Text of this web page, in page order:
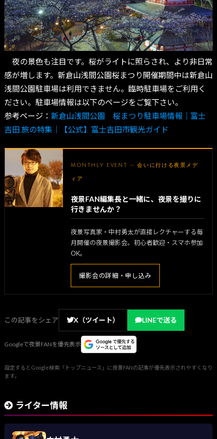
夜の景色も注目です。桜がライトに照らされ、より非日常
感が増します。新倉山浅間公園桜まつり開催期間中は新倉山
浅間公園駐車場は利用できません。臨時駐車場をご利用く
ださい。駐車場情報は以下のページをご覧下さい。
参考ページ： 新倉山浅間公園 桜まつり駐車場情報｜富士
吉田 旅の特集｜【公式】富士吉田市観光ガイド
MONTHLY EVENT — 会いに行ける夜景メデ
ィア
夜景FAN編集長と一緒に、夜景を撮りに
行きませんか？
夜景写真家・中村勇太が直接レクチャーする毎
月開催の夜景撮影会。初心者歓迎・スマホ参加
OK。
撮影会の詳細・申し込み
この記事をシェア X（ツイート） LINEで送る
Googleで夜景FANを優先表示
設定するとGoogle検索「トップニュース」に夜景FANの記事が優先表示されやすくなり
ます。
ライター情報